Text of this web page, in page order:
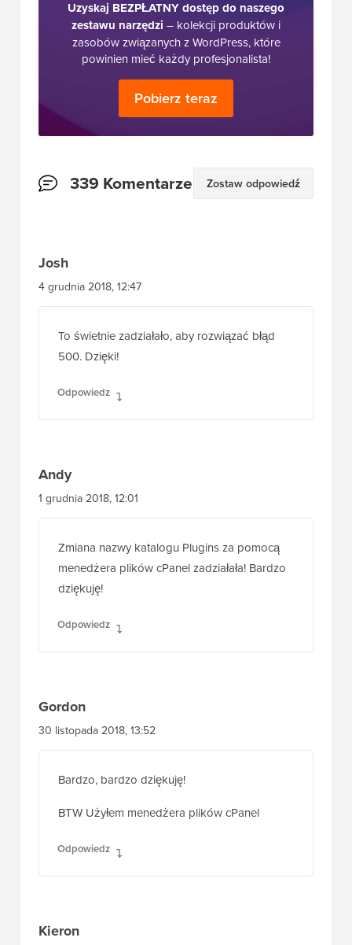
Uzyskaj BEZPŁATNY dostęp do naszego
zestawu narzędzi – kolekcji produktów i
zasobów związanych z WordPress, które
powinien mieć każdy profesjonalista!
Pobierz teraz
Interakcje
339 Komentarze Zostaw odpowiedź
Josh
4 grudnia 2018, 12:47
To świetnie zadziałało, aby rozwiązać błąd
500. Dzięki!
Odpowiedz
Andy
1 grudnia 2018, 12:01
Zmiana nazwy katalogu Plugins za pomocą
menedżera plików cPanel zadziałała! Bardzo
dziękuję!
Odpowiedz
Gordon
30 listopada 2018, 13:52
Bardzo, bardzo dziękuję!
BTW Użyłem menedżera plików cPanel
Odpowiedz
Kieron